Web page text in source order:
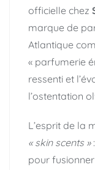
officielle chez
marque de
Atlantique
« parfumerie
ressenti et
l’ostentation
L’esprit de la
« skin scents »
pour